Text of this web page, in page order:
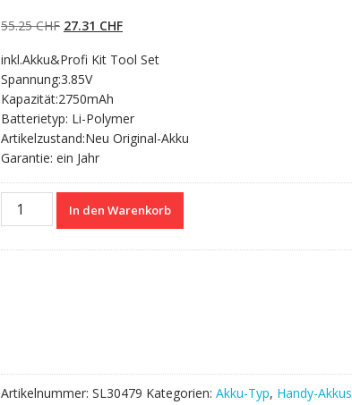
basierend auf
Kundenbewertun
55.25CHF Ursprünglicher
war:
55.25 CHF
27.31 CHFAktueller
ist:
inkl.Akku&Profi Kit Tool Set
Spannung:3.85V
Kapazität:2750mAh
Batterietyp: Li-Polymer
Artikelzustand:Neu Original-Akku
Garantie: ein Jahr
Nagelneuer
Akku
In den Warenkorb
Artikelnummer: SL30479 Kategorien: Akku-Typ, Handy-Akkus